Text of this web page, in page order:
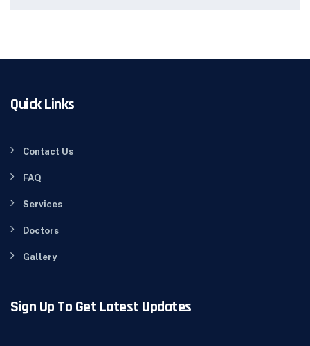
Quick Links
Contact Us
FAQ
Services
Doctors
Gallery
Sign Up To Get Latest Updates